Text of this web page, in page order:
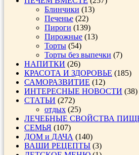
Блинчики (13)
Печенье (22)
Пироги (139)
Пирожные (13)
Торты (54)
Торты без выпечки (7)
НАПИТКИ (26)
КРАСОТА И ЗДОРОВЬЕ (185)
САМОРАЗВИТИЕ (12)
ИНТЕРЕСНЫЕ НОВОСТИ (38)
СТАТЬИ (272)
отдых (25)
ЛЕЧЕБНЫЕ СВОЙСТВА
СЕМЬЯ (107)
ДОМ и ДАЧА (140)
ВАШИ РЕЦЕПТЫ (3)